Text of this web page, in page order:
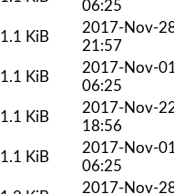
06:25
1.1 KiB
2017-Nov-
21:57
1.1 KiB
2017-Nov-
06:25
1.1 KiB
2017-Nov-
18:56
1.1 KiB
2017-Nov-
06:25
2017-Nov-